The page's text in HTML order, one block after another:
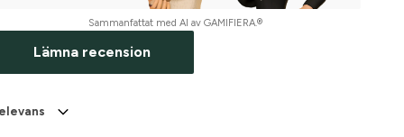
Sammanfattat med AI av GAMIFIERA.®
Lämna recension